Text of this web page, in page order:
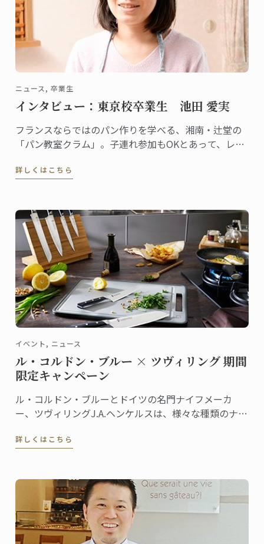
ニュース, 卒業生
インタビュー：東京校卒業生 池田 愛実
フランスならではのパン作りを学べる、湘南・辻堂の
「パン教室クラム」。子連れ参加もOKとあって、レッ
てをしながら、自宅でこの教室を主宰しているのが池
詳しくはこちら
イベント, ニュース
ル・コルドン・ブルー × ツヴィリング 期間
限定キャンペーン
ル・コルドン・ブルーとドイツの名門ナイフメーカ
ー、ツヴィリングJ.A.ヘンケルスは、様々な種類のナイ
フシリーズは、ツヴィリング各店舗やル・コルドン・
す！
詳しくはこちら